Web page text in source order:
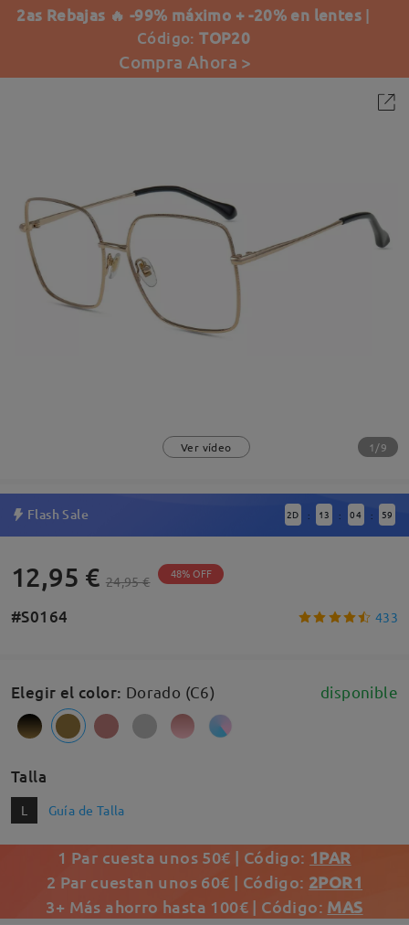
2as Rebajas 🔥 -99% máximo + -20% en lentes |
Código:TOP20
Compra Ahora >
Ver vídeo 1/9
Flash Sale 2D : 13 : 04 : 58
12,95 € 24,95 € 48% OFF
#S0164 433
Elegir el color: Dorado (C6) disponible
Talla
L Guía de Talla
1 Par cuesta unos 50€ | Código: 1PAR
2 Par cuestan unos 60€ | Código: 2POR1
3+ Más ahorro hasta 100€ | Código: MAS